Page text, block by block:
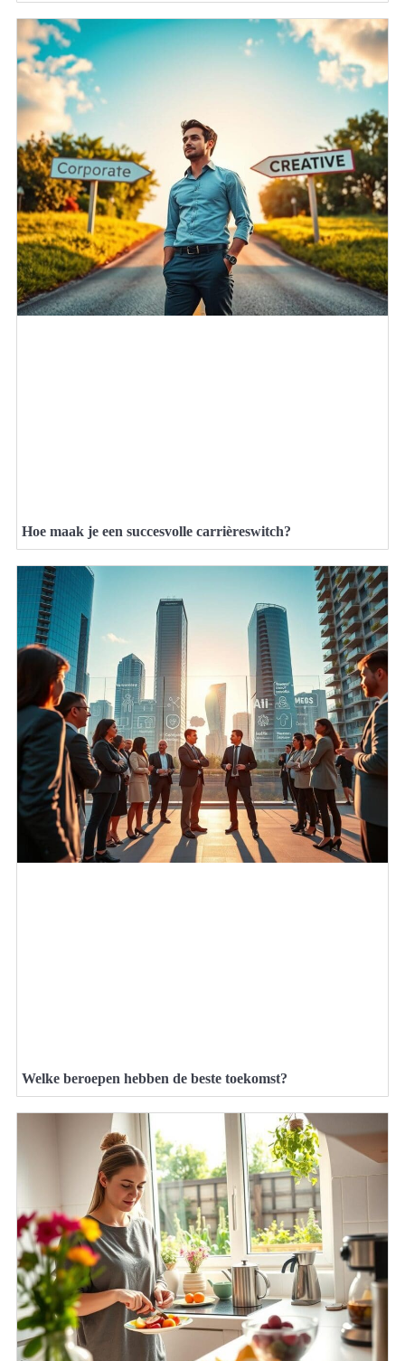
Hoe maak je een succesvolle carrièreswitch?
Welke beroepen hebben de beste toekomst?